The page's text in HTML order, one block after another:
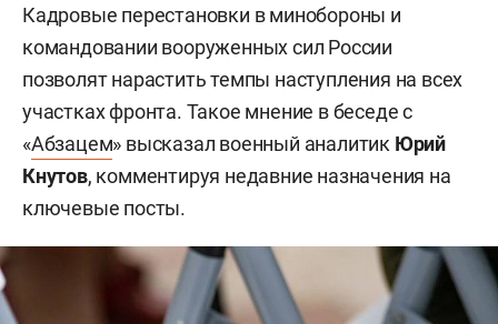
Кадровые перестановки в минобороны и
командовании вооруженных сил России
позволят нарастить темпы наступления на всех
участках фронта. Такое мнение в беседе с
«Абзацем» высказал военный аналитик Юрий
Кнутов, комментируя недавние назначения на
ключевые посты.